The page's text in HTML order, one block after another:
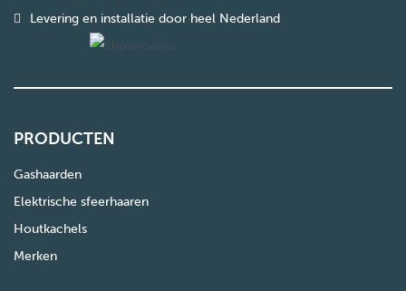
Levering en installatie door heel Nederland
PRODUCTEN
Gashaarden
Elektrische sfeerhaaren
Houtkachels
Merken